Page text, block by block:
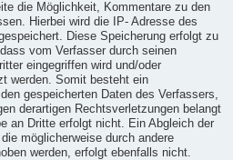
die Möglichkeit, Kommentare zu den
Hierbei wird die IP- Adresse des
Diese Speicherung erfolgt zu
vom Verfasser durch seinen
eingegriffen wird und/oder
werden. Somit besteht ein
gespeicherten Daten des Verfassers,
derartigen Rechtsverletzungen belangt
an Dritte erfolgt nicht. Ein Abgleich der
möglicherweise durch andere
werden, erfolgt ebenfalls nicht.